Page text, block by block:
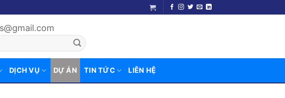
DỊCH VỤ DỰ ÁN TIN TỨC LIÊN HỆ